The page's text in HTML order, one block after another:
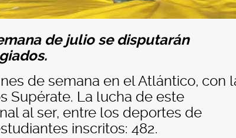
de julio se disputarán
de semana en el Atlántico, con
Supérate. La lucha de este
al ser, entre los deportes de
inscritos: 482.